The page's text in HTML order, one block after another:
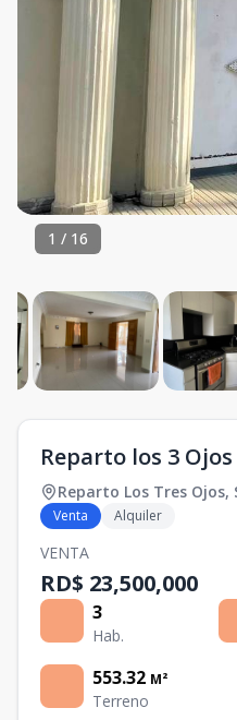
1 / 16
Reparto los 3
Reparto Los Tres Ojos,
Venta Alquiler
VENTA
RD$ 23,500,000
3
Hab.
553.32 M²
Terreno